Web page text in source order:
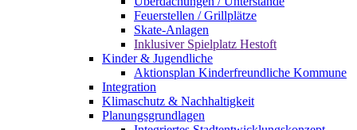
Feuerstellen / Grillplätze
Skate-Anlagen
Inklusiver Spielplatz Hestoft
Kinder & Jugendliche
Aktionsplan Kinderfreundliche Kommune
Integration
Klimaschutz & Nachhaltigkeit
Planungsgrundlagen